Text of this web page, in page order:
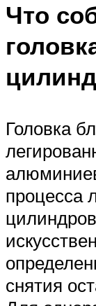
Что
Головка
процесса
снятия